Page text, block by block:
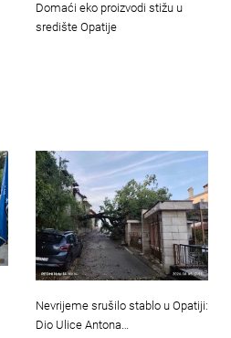
Domaći eko proizvodi stižu u
središte Opatije
Nevrijeme srušilo stablo u Opatiji:
Dio Ulice Antona…